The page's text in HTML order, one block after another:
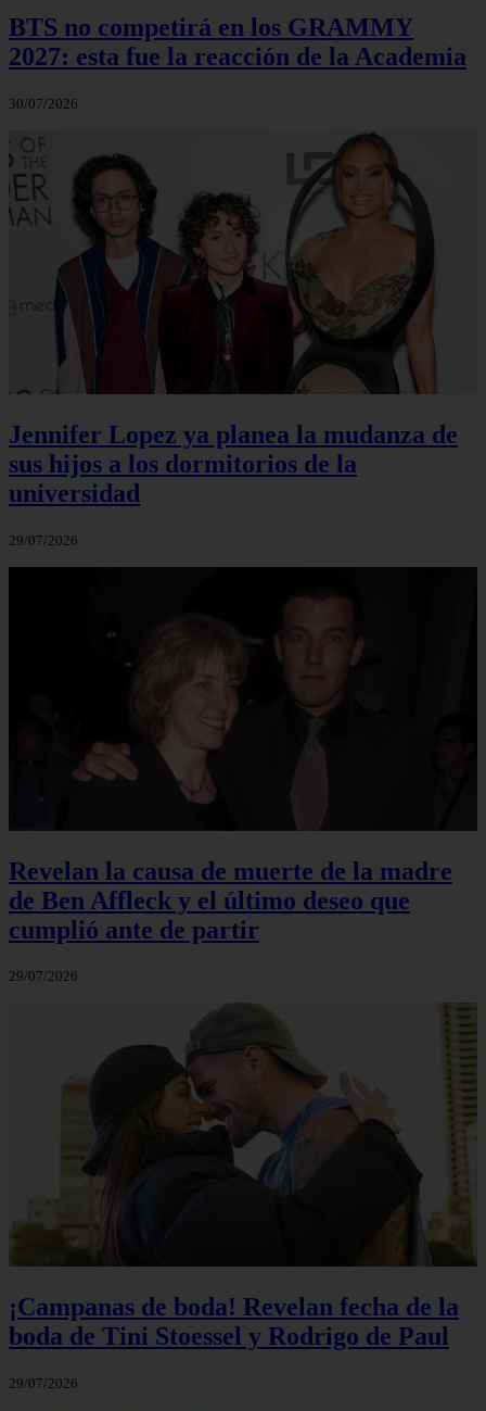
BTS no competirá en los GRAMMY
2027: esta fue la reacción de la Academia
30/07/2026
Jennifer Lopez ya planea la mudanza de
sus hijos a los dormitorios de la
universidad
29/07/2026
Revelan la causa de muerte de la madre
de Ben Affleck y el último deseo que
cumplió ante de partir
29/07/2026
¡Campanas de boda! Revelan fecha de la
boda de Tini Stoessel y Rodrigo de Paul
29/07/2026